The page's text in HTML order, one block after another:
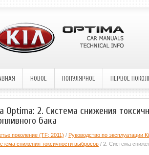
НОВОЕ ПОПУЛЯРНОЕ ПЕРВОЕ
Optima: 2. Система снижения
бака
поколение (TF; 2011) / Руководство по эксплуатации
снижения токсичности выбросов / 2. Система